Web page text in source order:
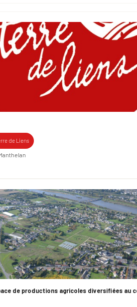
de Liens
de productions agricoles diversifiées au